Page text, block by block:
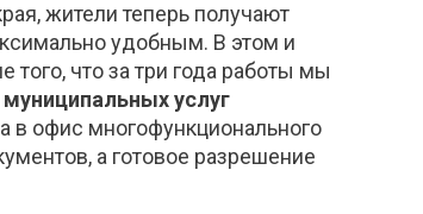
жители теперь получают
удобным. В этом и
что за три года работы мы
услуг
в офис многофункционального
а готовое разрешение